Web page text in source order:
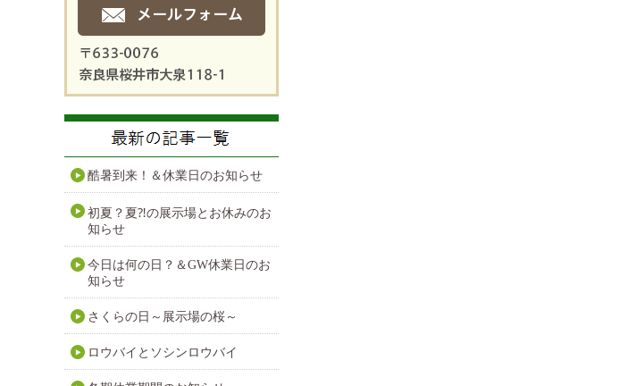
酷暑到来！＆休業日のお知らせ
初夏？夏⁈の展示場とお休みのお
知らせ
今日は何の日？＆GW休業日のお
知らせ
さくらの日～展示場の桜～
ロウバイとソシンロウバイ